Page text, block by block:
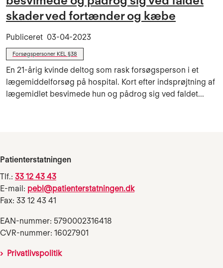
skader ved fortænder og kæbe
Publiceret 03-04-2023
Forsøgspersoner KEL §38
En 21-årig kvinde deltog som rask forsøgsperson i et
lægemiddelforsøg på hospital. Kort efter indsprøjtning af
lægemidlet besvimede hun og pådrog sig ved faldet...
Patienterstatningen
Tlf.: 33 12 43 43
E-mail: pebl@patienterstatningen.dk
Fax: 33 12 43 41
EAN-nummer: 5790002316418
CVR-nummer: 16027901
Privatlivspolitik